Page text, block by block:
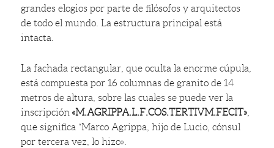
grandes elogios por parte de filósofos y arquitectos
de todo el mundo. La estructura principal está
intacta.
La fachada rectangular, que oculta la enorme cúpula,
está compuesta por 16 columnas de granito de 14
metros de altura, sobre las cuales se puede ver la
inscripción«M.AGRIPPA.L.F.COS.TERTIVM.FECIT»
que significa “Marco Agrippa, hijo de Lucio, cónsul
por tercera vez, lo hizo».